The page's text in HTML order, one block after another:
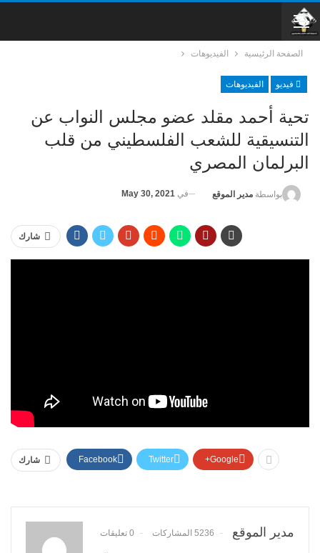
الصفحة الرئيسية الفيديوهات
فيديو الفيديوهات
تحية أحمد مقلد عضو مجلس النواب عن
التنسيقية للشعب الفلسطيني من قلب
البرلمان المصري
بواسطة مدير الموقع في May 30, 2021
شارك
شارك Facebook Twitter Google+
مدير الموقع 5236 المشاركات 0 تعليقات